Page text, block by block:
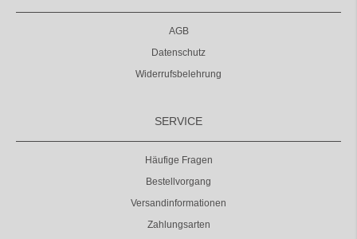
AGB
Datenschutz
Widerrufsbelehrung
SERVICE
Häufige Fragen
Bestellvorgang
Versandinformationen
Zahlungsarten